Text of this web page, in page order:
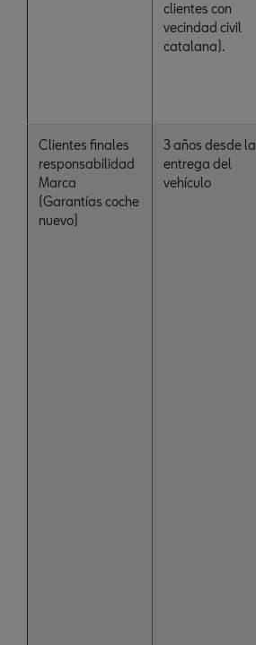
clientes con
vecindad civil
catalana).
Clientes finales
responsabilidad
Marca
(Garantías coche
nuevo)
3 años desde la
entrega del
vehículo